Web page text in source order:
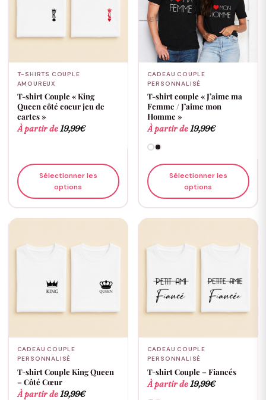
T-SHIRTS COUPLE
AMOUREUX
T-shirt Couple « King
Queen côté coeur jeu de
cartes »
À partir de19,99€
Sélectionner les
options
CADEAU COUPLE
PERSONNALISÉ
T-shirt couple « J’aime ma
Femme / J’aime mon
Homme »
À partir de19,99€
Sélectionner les
options
CADEAU COUPLE
PERSONNALISÉ
T-shirt Couple King Queen
– Côté Cœur
À partir de19,99€
CADEAU COUPLE
PERSONNALISÉ
T-shirt Couple – Fiancés
À partir de19,99€